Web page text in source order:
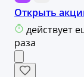
Открыть
действует
раза